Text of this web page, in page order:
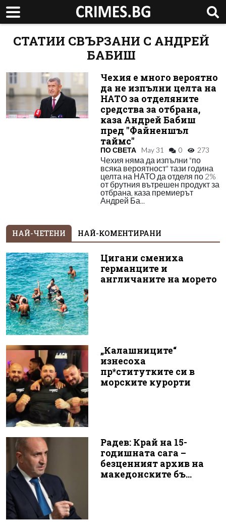
СТАТИИ СВЪРЗАНИ С АНДРЕЙ
БАБИШ
Чехия е много вероятно
да не изпълни целта на
НАТО за отделяните
средства за отбрана,
каза Андрей Бабиш
пред "Файненшъл
таймс"
ПО СВЕТА May 31 0 273
Чехия няма да изпълни "по
всяка вероятност" тази година
целта на НАТО да отделя по 2%
от брутния вътрешен продукт за
отбрана, каза премиерът
Андрей Ба...
НАЙ-ЧЕТЕНИ НАЙ-КОМЕНТИРАНИ
Цигани смениха
германците и
англичаните на морето
„Калашниците“
изнесоха
пр*ститутките си в
морските курорти
Радев: Край на 15-
годишната сага –
безценният архив на
македонските бъ...